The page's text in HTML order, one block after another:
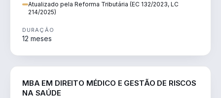
Atualizado pela Reforma Tributária (EC 132/2023, LC
214/2025)
DURAÇÃO
12 meses
MBA EM DIREITO MÉDICO E GESTÃO DE RISCOS
NA SAÚDE